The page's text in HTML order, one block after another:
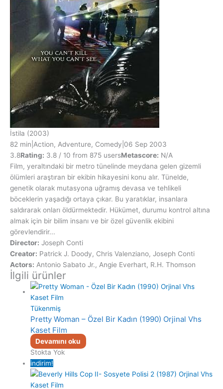
İstila (2003)
82 min Action, Adventure, Comedy 06 Sep 2003
3.8Rating: 3.8 / 10 from 875 usersMetascore: N/A
Film, yeraltındaki bir metro tünelinde meydana gelen gizemli
ölümleri araştıran bir ekibin hikayesini konu alır. Tünelde,
genetik olarak mutasyona uğramış devasa ve tehlikeli
böceklerin yaşadığı ortaya çıkar. Bu yaratıklar, insanlara
saldırarak onları öldürmektedir. Hükümet, durumu kontrol altına
almak için bir bilim insanı ve bir özel güvenlik ekibini
görevlendirir...
Director: Joseph Conti
Creator: Patrick J. Doody, Chris Valenziano, Joseph Conti
Actors: Antonio Sabato Jr., Angie Everhart, R.H. Thomson
İlgili ürünler
Tükenmiş
Pretty Woman – Özel Bir Kadın (1990) Orjinal Vhs
Kaset Film
Devamını oku
Stokta Yok
indirim!